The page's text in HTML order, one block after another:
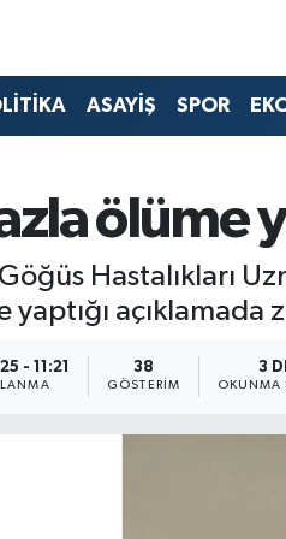
ASAYİŞ SPOR
ölüme
Hastalıkları
- 11:21 38
GÖSTERIM
3
OKUNMA